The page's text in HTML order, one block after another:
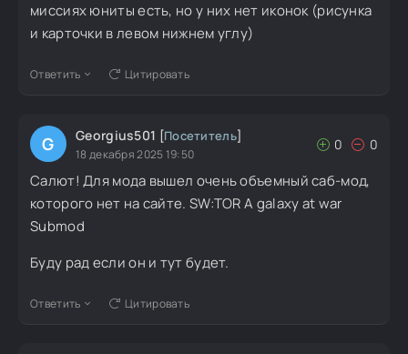
миссиях юниты есть, но у них нет иконок (рисунка
и карточки в левом нижнем углу)
Ответить Цитировать
G Georgius501 [Посетитель]
18 декабря 2025 19:50
0 0
Салют! Для мода вышел очень объемный саб-мод,
которого нет на сайте. SW:TOR A galaxy at war
Submod
Буду рад если он и тут будет.
Ответить Цитировать